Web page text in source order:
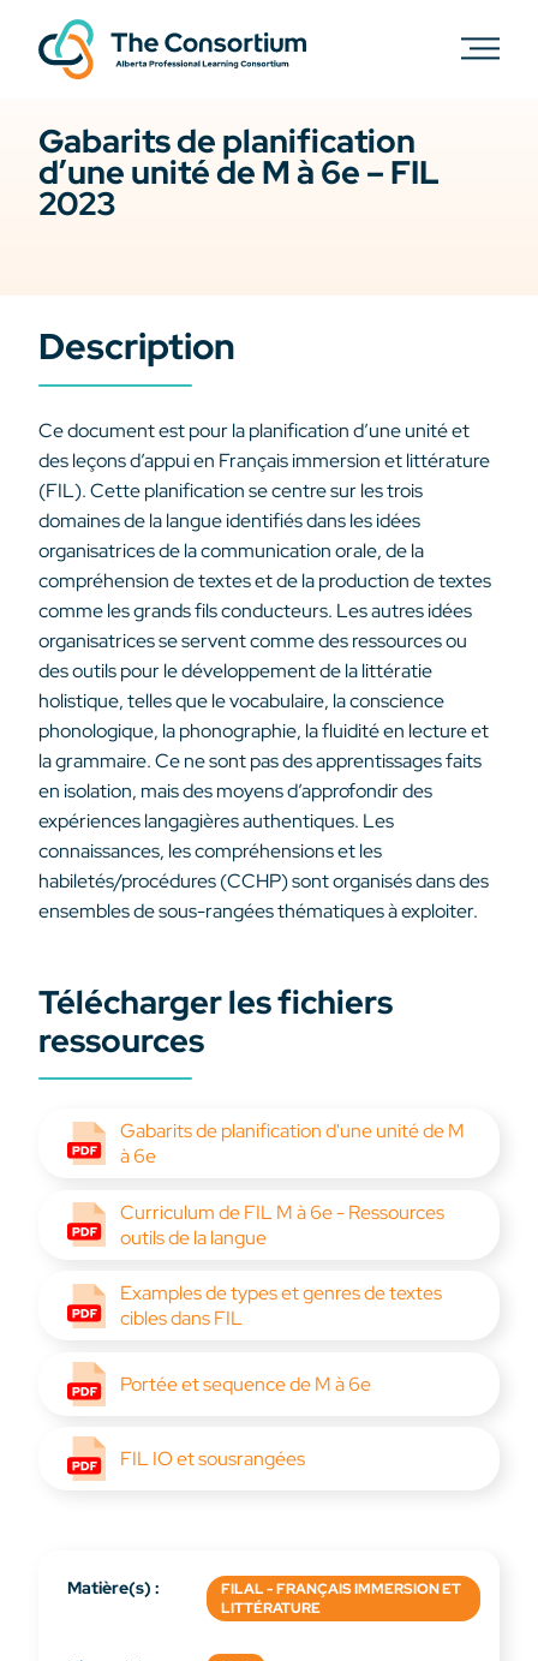
Gabarits de planification
d’une unité de M à 6e – FIL
2023
Description
Ce document est pour la planification d’une unité et
des leçons d’appui en Français immersion et littérature
(FIL). Cette planification se centre sur les trois
domaines de la langue identifiés dans les idées
organisatrices de la communication orale, de la
compréhension de textes et de la production de textes
comme les grands fils conducteurs. Les autres idées
organisatrices se servent comme des ressources ou
des outils pour le développement de la littératie
holistique, telles que le vocabulaire, la conscience
phonologique, la phonographie, la fluidité en lecture et
la grammaire. Ce ne sont pas des apprentissages faits
en isolation, mais des moyens d’approfondir des
expériences langagières authentiques. Les
connaissances, les compréhensions et les
habiletés/procédures (CCHP) sont organisés dans des
ensembles de sous-rangées thématiques à exploiter.
Télécharger les fichiers
ressources
Gabarits de planification d'une unité de M
à 6e
Curriculum de FIL M à 6e - Ressources
outils de la langue
Examples de types et genres de textes
cibles dans FIL
Portée et sequence de M à 6e
FIL IO et sousrangées
Matière(s) :
FILAL - FRANÇAIS IMMERSION ET
LITTÉRATURE